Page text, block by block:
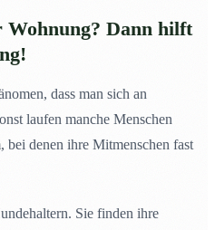
Wohnung? Dann hilft
dass man sich an
laufen manche Menschen
denen ihre Mitmenschen fast
Sie finden ihre